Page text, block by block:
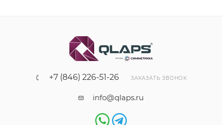
+7 (846) 226-51-26 ЗАКАЗАТЬ ЗВОНОК
info@qlaps.ru